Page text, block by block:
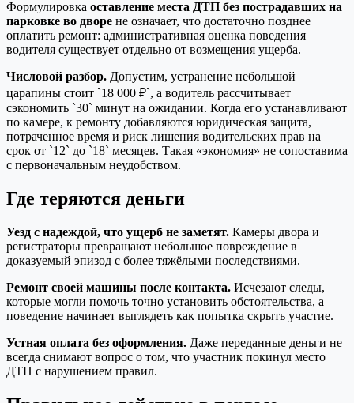
Формулировка оставление места ДТП без пострадавших на
парковке во дворе не означает, что достаточно позднее
оплатить ремонт: административная оценка поведения
водителя существует отдельно от возмещения ущерба.
Числовой разбор. Допустим, устранение небольшой
царапины стоит `18 000 ₽`, а водитель рассчитывает
сэкономить `30` минут на ожидании. Когда его устанавливают
по камере, к ремонту добавляются юридическая защита,
потраченное время и риск лишения водительских прав на
срок от `12` до `18` месяцев. Такая «экономия» не сопоставима
с первоначальным неудобством.
Где теряются деньги
Уезд с надеждой, что ущерб не заметят. Камеры двора и
регистраторы превращают небольшое повреждение в
доказуемый эпизод с более тяжёлыми последствиями.
Ремонт своей машины после контакта. Исчезают следы,
которые могли помочь точно установить обстоятельства, а
поведение начинает выглядеть как попытка скрыть участие.
Устная оплата без оформления. Даже переданные деньги не
всегда снимают вопрос о том, что участник покинул место
ДТП с нарушением правил.